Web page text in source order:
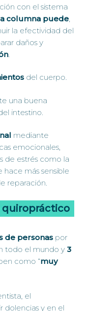
con el sistema
columna puede
la efectividad del
daños y
del cuerpo.
una buena
intestino.
mediante
emocionales,
de estrés como la
hace más sensible
reparación.
quiropráctico
de personas por
todo el mundo y 3
como “muy
el
dolencias y en el